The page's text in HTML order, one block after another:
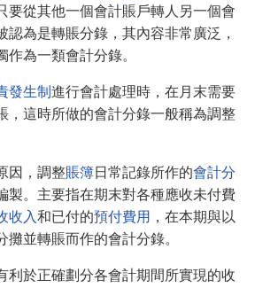
要從其他一個會計賬戶轉人另一個會
認為是轉賬分錄，其內容非常廣泛，
作為一類會計分錄。
發生制 進行會計處理時，在月末需要
，這時所做的會計分錄一般稱為調整
因，調整賬簿日常記錄所作的會計分
製。主要指在期末對各種應收未付費
收入和已付的預付費用 ，在本期與以
攤並轉賬而作的會計分錄。
於正確劃分各會計期間所實現的收